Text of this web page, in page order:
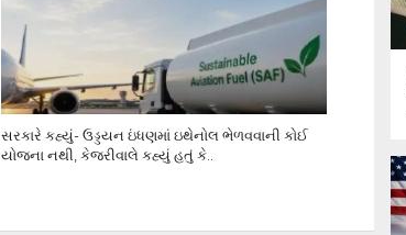
સરકારે કહ્યું- ઉડ્ડયન ઇંધણમાં ઇથેનોલ ભેળવવાની કોઈ
યોજના નથી, કેજરીવાલે કહ્યું હતું કે..